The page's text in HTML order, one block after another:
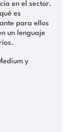
en el sector.
es
para ellos
un lenguaje
y